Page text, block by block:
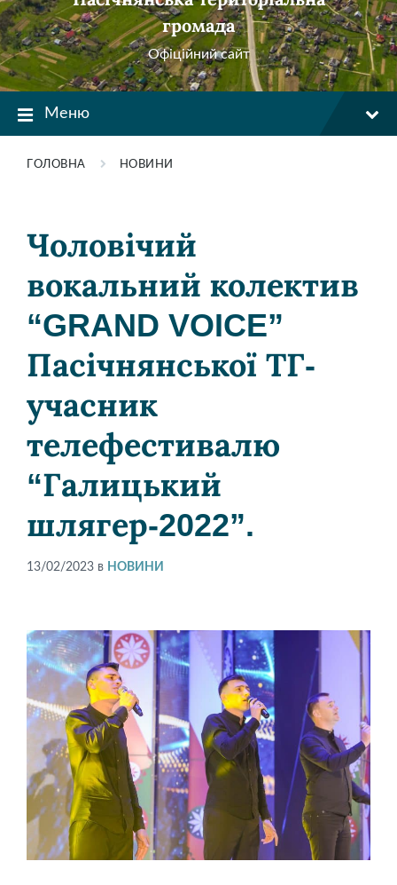
громада
Офіційний сайт
Меню
ГОЛОВНА НОВИНИ
Чоловічий
вокальний колектив
“GRAND VOICE”
Пасічнянської ТГ-
учасник
телефестивалю
“Галицький
шлягер-2022”.
13/02/2023 в НОВИНИ